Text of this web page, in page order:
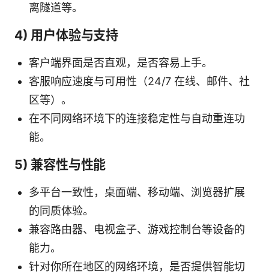
离隧道等。
4) 用户体验与支持
客户端界面是否直观，是否容易上手。
客服响应速度与可用性（24/7 在线、邮件、社
区等）。
在不同网络环境下的连接稳定性与自动重连功
能。
5) 兼容性与性能
多平台一致性，桌面端、移动端、浏览器扩展
的同质体验。
兼容路由器、电视盒子、游戏控制台等设备的
能力。
针对你所在地区的网络环境，是否提供智能切